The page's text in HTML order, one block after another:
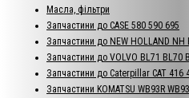
Масла, фільтри
Запчастини до CASE 580 590 695
Запчастини до NEW HOLLAND NH
Запчастини до VOLVO BL71 BL70
Запчастини до Caterpillar CAT 416
Запчастини KOMATSU WB93R